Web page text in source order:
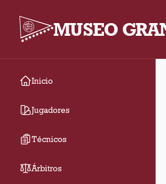
MUSEO
Inicio
Jugadores
Técnicos
Árbitros